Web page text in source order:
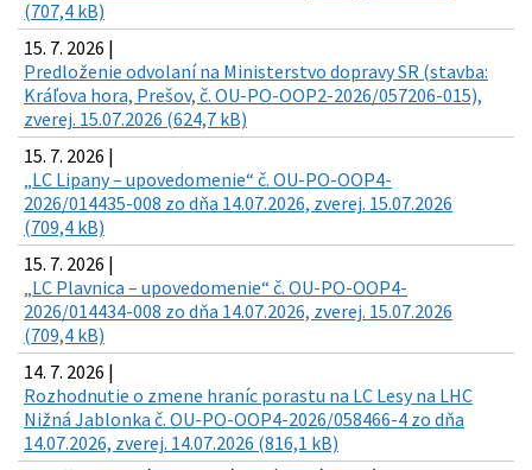
(707,4 kB)
15. 7. 2026 |
Predloženie odvolaní na Ministerstvo dopravy SR (stavba:
Kráľova hora, Prešov, č. OU-PO-OOP2-2026/057206-015),
zverej. 15.07.2026 (624,7 kB)
15. 7. 2026 |
„LC Lipany – upovedomenie“ č. OU-PO-OOP4-
2026/014435-008 zo dňa 14.07.2026, zverej. 15.07.2026
(709,4 kB)
15. 7. 2026 |
„LC Plavnica – upovedomenie“ č. OU-PO-OOP4-
2026/014434-008 zo dňa 14.07.2026, zverej. 15.07.2026
(709,4 kB)
14. 7. 2026 |
Rozhodnutie o zmene hraníc porastu na LC Lesy na LHC
Nižná Jablonka č. OU-PO-OOP4-2026/058466-4 zo dňa
14.07.2026, zverej. 14.07.2026 (816,1 kB)